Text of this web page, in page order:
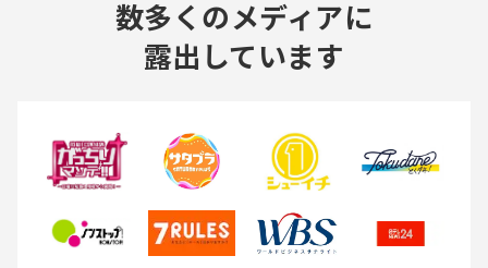
数多くのメディアに
露出しています